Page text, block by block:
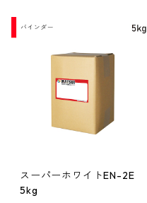
スーパーホワイトEN-2E
5kg